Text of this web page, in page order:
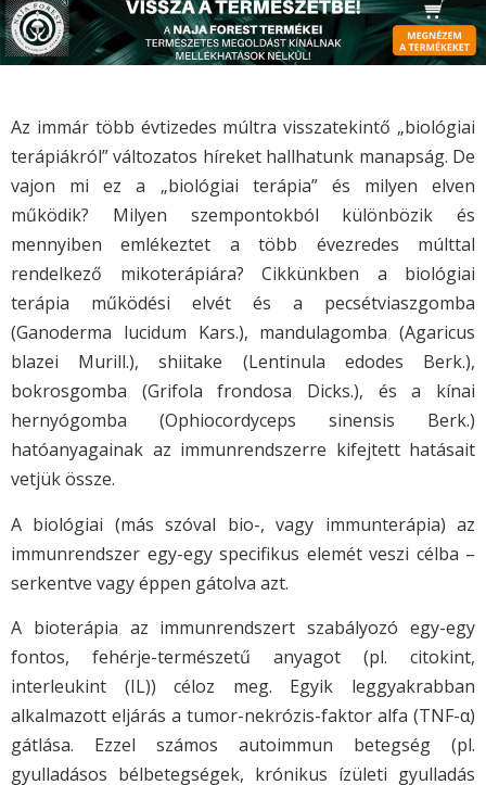
Az immár több évtizedes múltra visszatekintő „biológiai
terápiákról” változatos híreket hallhatunk manapság. De
vajon mi ez a „biológiai terápia” és milyen elven
működik? Milyen szempontokból különbözik és
mennyiben emlékeztet a több évezredes múlttal
rendelkező mikoterápiára? Cikkünkben a biológiai
terápia működési elvét és a pecsétviaszgomba
(Ganoderma lucidum Kars.), mandulagomba (Agaricus
blazei Murill.), shiitake (Lentinula edodes Berk.),
bokrosgomba (Grifola frondosa Dicks.), és a kínai
hernyógomba (Ophiocordyceps sinensis Berk.)
hatóanyagainak az immunrendszerre kifejtett hatásait
vetjük össze.
A biológiai (más szóval bio-, vagy immunterápia) az
immunrendszer egy-egy specifikus elemét veszi célba –
serkentve vagy éppen gátolva azt.
A bioterápia az immunrendszert szabályozó egy-egy
fontos, fehérje-természetű anyagot (pl. citokint,
interleukint (IL)) céloz meg. Egyik leggyakrabban
alkalmazott eljárás a tumor-nekrózis-faktor alfa (TNF-α)
gátlása. Ezzel számos autoimmun betegség (pl.
gyulladásos bélbetegségek, krónikus ízületi gyulladás